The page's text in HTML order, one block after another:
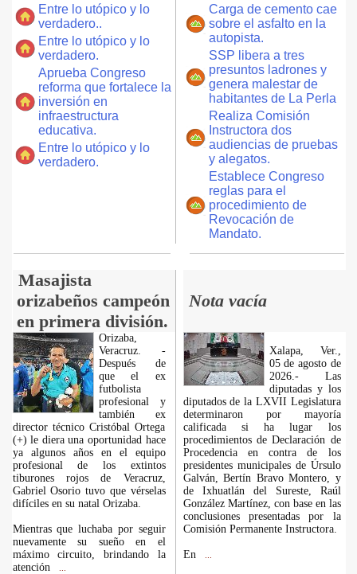
Entre lo utópico y lo
verdadero..
Entre lo utópico y lo
verdadero.
Aprueba Congreso
reforma que fortalece la
inversión en
infraestructura
educativa.
Entre lo utópico y lo
verdadero.
Carga de cemento cae
sobre el asfalto en la
autopista.
SSP libera a tres
presuntos ladrones y
genera malestar de
habitantes de La Perla
Realiza Comisión
Instructora dos
audiencias de pruebas
y alegatos.
Establece Congreso
reglas para el
procedimiento de
Revocación de
Mandato.
Masajista
orizabeños campeón
en primera división.
Nota vacía
Orizaba,
Veracruz. -
Después de
que el ex
futbolista
profesional y
también ex
director técnico Cristóbal Ortega
(+) le diera una oportunidad hace
ya algunos años en el equipo
profesional de los extintos
tiburones rojos de Veracruz,
Gabriel Osorio tuvo que vérselas
difíciles en su natal Orizaba.
Mientras que luchaba por seguir
nuevamente su sueño en el
máximo circuito, brindando la
atención
Xalapa, Ver.,
05 de agosto de
2026.- Las
diputadas y los
diputados de la LXVII Legislatura
determinaron por mayoría
calificada si ha lugar los
procedimientos de Declaración de
Procedencia en contra de los
presidentes municipales de Úrsulo
Galván, Bertín Bravo Montero, y
de Ixhuatlán del Sureste, Raúl
González Martínez, con base en las
conclusiones presentadas por la
Comisión Permanente Instructora.
En